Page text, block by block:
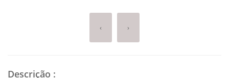
‹ ›
Descrição :